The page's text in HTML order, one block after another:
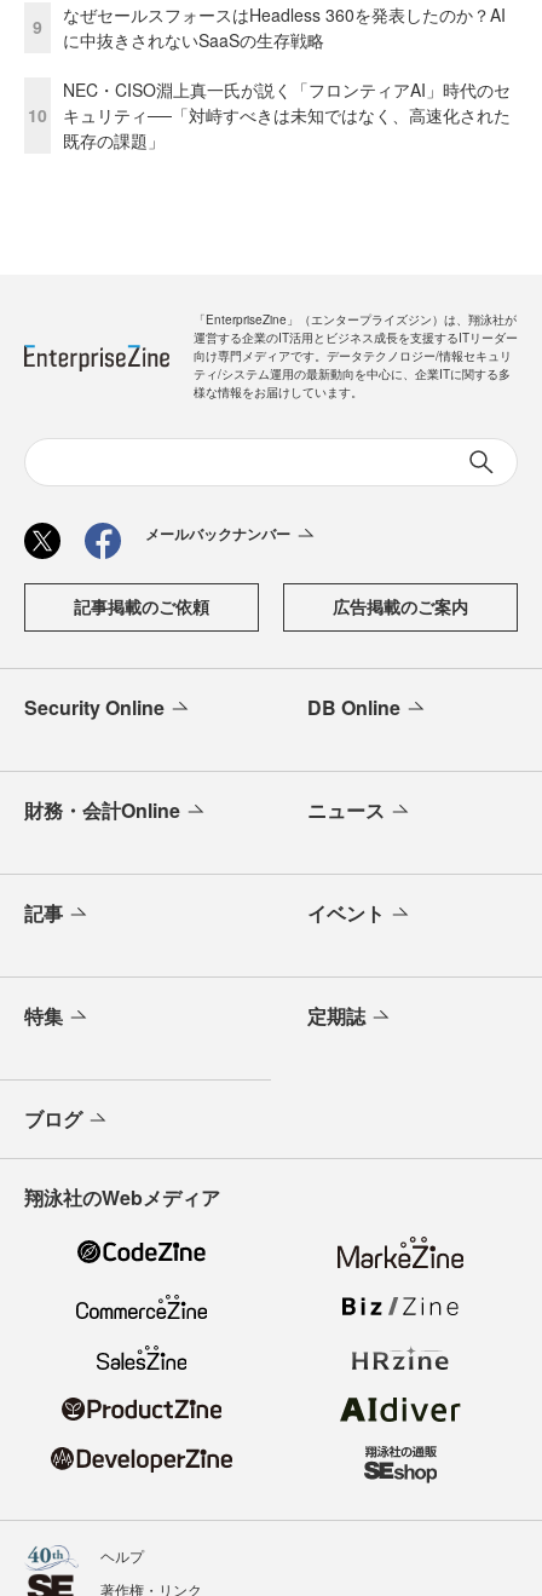
9
なぜセールスフォースはHeadless 360を発表したのか？AI
に中抜きされないSaaSの生存戦略
10
NEC・CISO淵上真一氏が説く「フロンティアAI」時代のセ
キュリティ──「対峙すべきは未知ではなく、高速化された
既存の課題」
「EnterpriseZine」（エンタープライズジン）は、翔泳社が
運営する企業のIT活用とビジネス成長を支援するITリーダー
向け専門メディアです。データテクノロジー/情報セキュリ
ティ/システム運用の最新動向を中心に、企業ITに関する多
様な情報をお届けしています。
メールバックナンバー
記事掲載のご依頼 広告掲載のご案内
Security Online DB Online
財務・会計Online ニュース
記事 イベント
特集 定期誌
ブログ
翔泳社のWebメディア
ヘルプ
著作権・リンク